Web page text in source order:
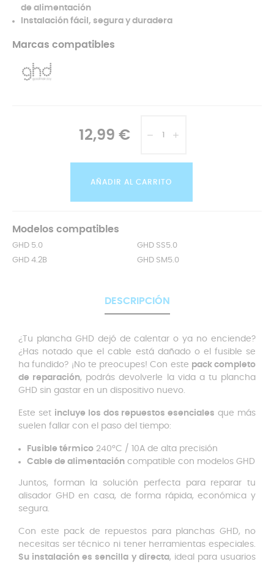
de alimentación
Instalación fácil, segura y duradera
Marcas compatibles
12,99 €
AÑADIR AL CARRITO
Modelos compatibles
GHD 5.0
GHD SS5.0
GHD 4.2B
GHD SM5.0
DESCRIPCIÓN
¿Tu plancha GHD dejó de calentar o ya no enciende?
¿Has notado que el cable está dañado o el fusible se
ha fundido? ¡No te preocupes! Con este pack completo
de reparación, podrás devolverle la vida a tu plancha
GHD sin gastar en un dispositivo nuevo.
Este set incluye los dos repuestos esenciales que más
suelen fallar con el paso del tiempo:
Fusible térmico 240°C / 10A de alta precisión
Cable de alimentación compatible con modelos GHD
Juntos, forman la solución perfecta para reparar tu
alisador GHD en casa, de forma rápida, económica y
segura.
Con este pack de repuestos para planchas GHD, no
necesitas ser técnico ni tener herramientas especiales.
Su instalación es sencilla y directa, ideal para usuarios